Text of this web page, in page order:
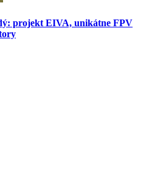
projekt EIVA, unikátne FPV